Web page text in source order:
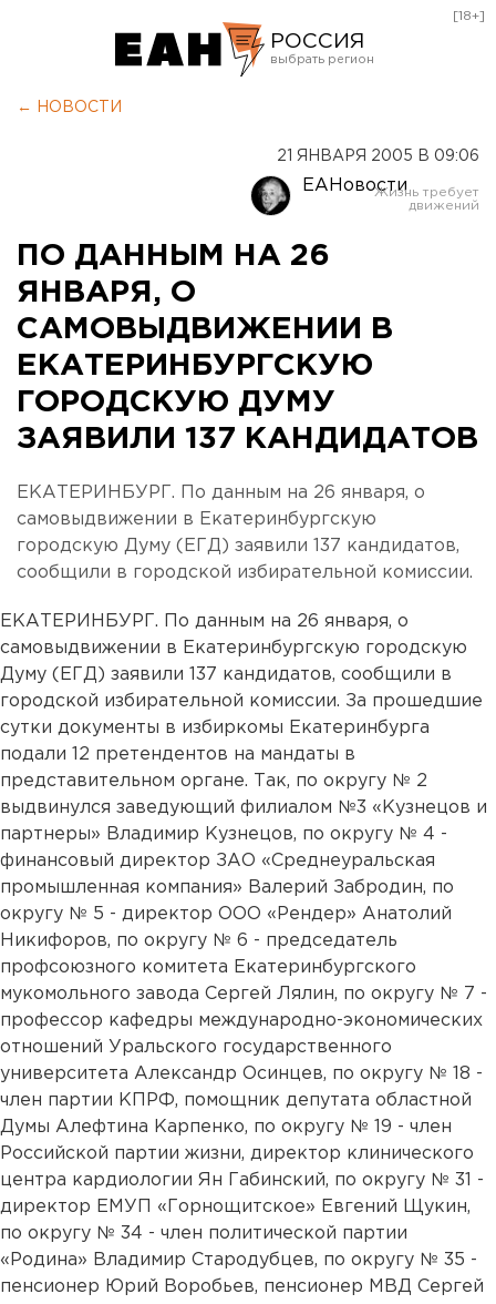
РОССИЯ
Оренбург
[18+]
← НОВОСТИ
21 ЯНВАРЯ 2005 В 09:06
ЕАНовости
ПО ДАННЫМ НА 26
ЯНВАРЯ, О
САМОВЫДВИЖЕНИИ В
ЕКАТЕРИНБУРГСКУЮ
ГОРОДСКУЮ ДУМУ
ЗАЯВИЛИ 137 КАНДИДАТОВ
ЕКАТЕРИНБУРГ. По данным на 26 января, о
самовыдвижении в Екатеринбургскую
городскую Думу (ЕГД) заявили 137 кандидатов,
сообщили в городской избирательной комиссии.
ЕКАТЕРИНБУРГ. По данным на 26 января, о
самовыдвижении в Екатеринбургскую городскую
Думу (ЕГД) заявили 137 кандидатов, сообщили в
городской избирательной комиссии. За прошедшие
сутки документы в избиркомы Екатеринбурга
подали 12 претендентов на мандаты в
представительном органе. Так, по округу № 2
выдвинулся заведующий филиалом №3 «Кузнецов и
партнеры» Владимир Кузнецов, по округу № 4 -
финансовый директор ЗАО «Среднеуральская
промышленная компания» Валерий Забродин, по
округу № 5 - директор ООО «Рендер» Анатолий
Никифоров, по округу № 6 - председатель
профсоюзного комитета Екатеринбургского
мукомольного завода Сергей Лялин, по округу № 7 -
профессор кафедры международно-экономических
отношений Уральского государственного
университета Александр Осинцев, по округу № 18 -
член партии КПРФ, помощник депутата областной
Думы Алефтина Карпенко, по округу № 19 - член
Российской партии жизни, директор клинического
центра кардиологии Ян Габинский, по округу № 31 -
директор ЕМУП «Горнощитское» Евгений Щукин,
по округу № 34 - член политической партии
«Родина» Владимир Стародубцев, по округу № 35 -
пенсионер Юрий Воробьев, пенсионер МВД Сергей